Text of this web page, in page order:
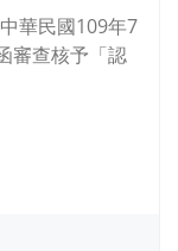
華民國109年7
審查核予「認